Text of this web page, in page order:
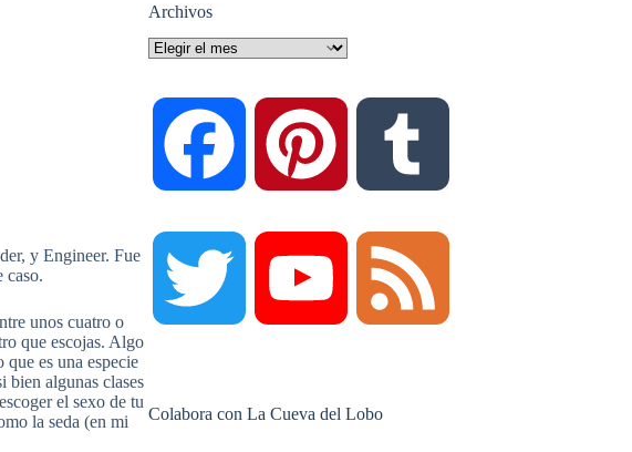
y Engineer. Fue
caso.
unos cuatro o
que escojas. Algo
es una especie
bien algunas clases
el sexo de tu
la seda (en mi
Archivos
Archivos
e t
Colabora con La Cueva del Lobo